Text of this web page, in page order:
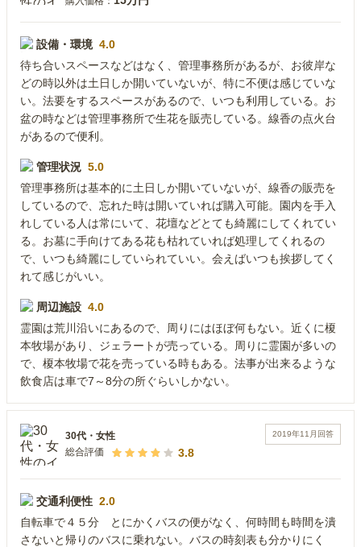
設備・環境 4.0
待ち合いスペースなどはなく、管理事務所があるが、お彼岸な
どの時以外は土日しか開いていないが、特に不便は感じていな
い。法要をするスペースがあるので、いつも利用している。お
盆の時などは管理事務所で生花を販売している。線香の点火台
があるので便利。
管理状況 5.0
管理事務所は基本的に土日しか開いていないが、線香の販売を
しているので、忘れた時は開いていれば購入可能。園内を手入
れしている人は常にいて、花壇などとても綺麗にしてくれてい
る。お墓に手向けてある花も枯れていれば処理してくれるの
で、いつも綺麗にしていられていい。会えばいつも挨拶してく
れて感じがいい。
周辺施設 4.0
霊園は荒川沿いにあるので、周りにはほぼ何もない。近くに榎
本牧場があり、ジェラートが売っている。周りに霊園が多いの
で、榎本牧場で花を売っている時もある。法事が出来るような
飲食店は車で7～8分の所ぐらいしかない。
2019年11月 回答
30代 ・ 女性
総合評価
3.8
交通利便性 2.0
自転車で４５分 とにかくバスの便がなく、何時間も時間を潰
さないと帰りのバスに乗れない。バスの時刻表も分かりにく